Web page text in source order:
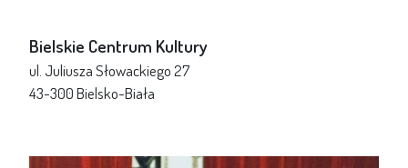
Bielskie Centrum Kultury
ul. Juliusza Słowackiego 27
43-300 Bielsko-Biała